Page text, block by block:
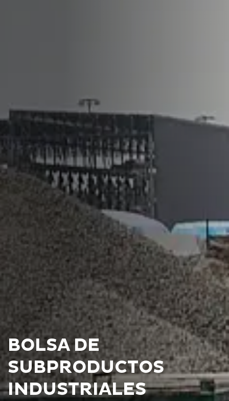
BOLSA DE
SUBPRODUCTOS
INDUSTRIALES